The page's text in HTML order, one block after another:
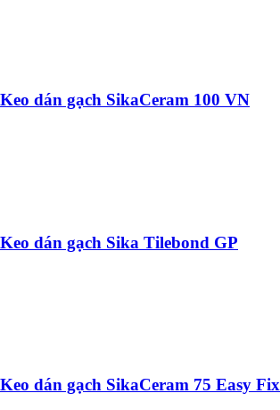
Keo dán gạch SikaCeram 100 VN
Keo dán gạch Sika Tilebond GP
Keo dán gạch SikaCeram 75 Easy Fix